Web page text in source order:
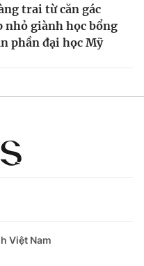
trai từ căn gác
nhỏ giành học bổng
phần đại học Mỹ
Việt Nam